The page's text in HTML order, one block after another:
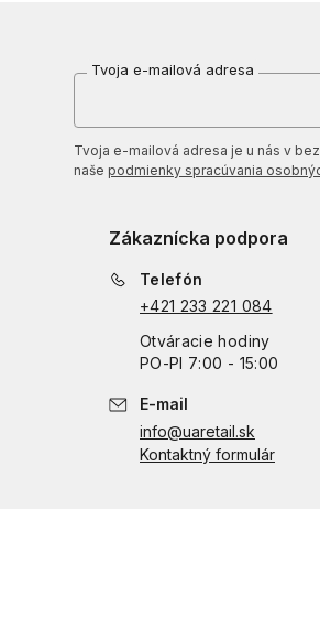
Tvoja e-mailová adresa
Tvoja e-mailová adresa je u nás v
naše podmienky spracúvania
Zákaznícka podpora
Telefón
+421 233 221 084
Otváracie hodiny
PO-PI 7:00 - 15:00
E-mail
info@uaretail.sk
Kontaktný formulár